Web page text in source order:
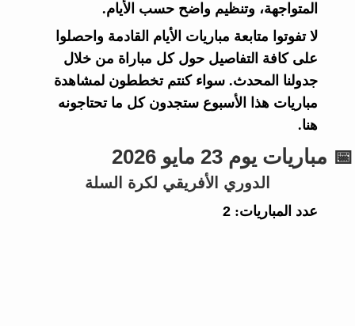
المتواجهة، وتنظيم واضح حسب الأيام.
لا تفوتوا متابعة مباريات الأيام القادمة واحصلوا
على كافة التفاصيل حول كل مباراة من خلال
جدولنا المحدث. سواء كنتم تخططون لمشاهدة
مباريات هذا الأسبوع ستجدون كل ما تحتاجونه
هنا.
📅 مباريات يوم 23 مايو 2026
الدوري الأفريقي لكرة السلة
عدد المباريات:2